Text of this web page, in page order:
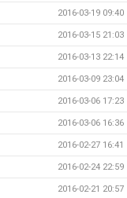
2016-03-19 09:40
2016-03-15 21:03
2016-03-13 22:14
2016-03-09 23:04
2016-03-06 17:23
2016-03-06 16:36
2016-02-27 16:41
2016-02-24 22:59
2016-02-21 20:57